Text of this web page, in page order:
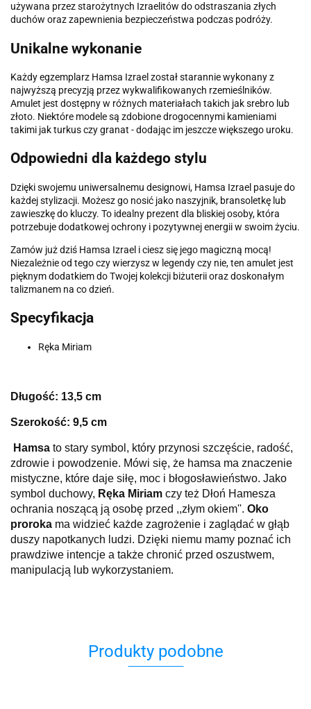
używana przez starożytnych Izraelitów do odstraszania złych
duchów oraz zapewnienia bezpieczeństwa podczas podróży.
Unikalne wykonanie
Każdy egzemplarz Hamsa Izrael został starannie wykonany z
najwyższą precyzją przez wykwalifikowanych rzemieślników.
Amulet jest dostępny w różnych materiałach takich jak srebro lub
złoto. Niektóre modele są zdobione drogocennymi kamieniami
takimi jak turkus czy granat - dodając im jeszcze większego uroku.
Odpowiedni dla każdego stylu
Dzięki swojemu uniwersalnemu designowi, Hamsa Izrael pasuje do
każdej stylizacji. Możesz go nosić jako naszyjnik, bransoletkę lub
zawieszkę do kluczy. To idealny prezent dla bliskiej osoby, która
potrzebuje dodatkowej ochrony i pozytywnej energii w swoim życiu.
Zamów już dziś Hamsa Izrael i ciesz się jego magiczną mocą!
Niezależnie od tego czy wierzysz w legendy czy nie, ten amulet jest
pięknym dodatkiem do Twojej kolekcji biżuterii oraz doskonałym
talizmanem na co dzień.
Specyfikacja
Ręka Miriam
Długość: 13,5 cm
Szerokość: 9,5 cm
Hamsa to stary symbol, który przynosi szczęście, radość,
zdrowie i powodzenie. Mówi się, że hamsa ma znaczenie
mistyczne, które daje siłę, moc i błogosławieństwo. Jako
symbol duchowy, Ręka Miriam czy też Dłoń Hamesza
ochrania noszącą ją osobę przed ,,złym okiem''. Oko
proroka ma widzieć każde zagrożenie i zaglądać w głąb
duszy napotkanych ludzi. Dzięki niemu mamy poznać ich
prawdziwe intencje a także chronić przed oszustwem,
manipulacją lub wykorzystaniem.
Produkty podobne